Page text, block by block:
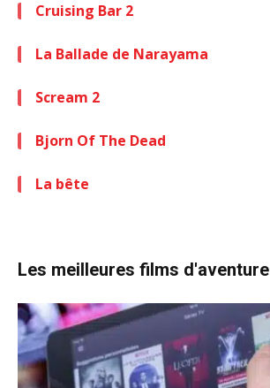
Cruising Bar 2
La Ballade de Narayama
Scream 2
Bjorn Of The Dead
La bête
Les meilleures films d'aventure